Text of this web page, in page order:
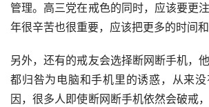
管理。高三党在戒色的同时，应该要更
年很辛苦也很重要，应该把更多的时间和
另外，还有的戒友会选择断网断手机，
都归咎为电脑和手机里的诱惑，从来
因，很多人即使断网断手机依然会破戒